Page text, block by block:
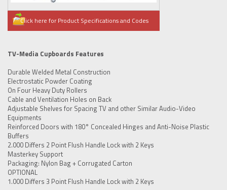
Click here for Product Specifications and Codes
TV-Media Cupboards Features
Durable Welded Metal Construction
Electrostatic Powder Coating
On Four Heavy Duty Rollers
Cable and Ventilation Holes on Back
Adjustable Shelves for Spacing TV and other Similar Audio-Video
Equipments
Reinforced Doors with 180° Concealed Hinges and Anti-Noise Plastic
Buffers
2.000 Differs 2 Point Flush Handle Lock with 2 Keys
Masterkey Support
Packaging: Nylon Bag + Corrugated Carton
OPTIONAL
1.000 Differs 3 Point Flush Handle Lock with 2 Keys